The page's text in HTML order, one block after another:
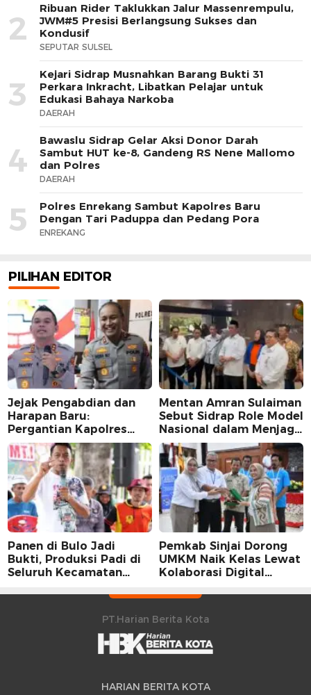
2
Ribuan Rider Taklukkan Jalur Massenrempulu,
JWM#5 Presisi Berlangsung Sukses dan
Kondusif
SEPUTAR SULSEL
3
Kejari Sidrap Musnahkan Barang Bukti 31
Perkara Inkracht, Libatkan Pelajar untuk
Edukasi Bahaya Narkoba
DAERAH
4
Bawaslu Sidrap Gelar Aksi Donor Darah
Sambut HUT ke-8, Gandeng RS Nene Mallomo
dan Polres
DAERAH
5
Polres Enrekang Sambut Kapolres Baru
Dengan Tari Paduppa dan Pedang Pora
ENREKANG
PILIHAN EDITOR
Jejak Pengabdian dan
Harapan Baru:
Pergantian Kapolres
Sidrap dalam Perspektif
Karier Dua Perwira
Mentan Amran Sulaiman
Sebut Sidrap Role Model
Nasional dalam Menjaga
Stabilitas Harga Telur
Panen di Bulo Jadi
Bukti, Produksi Padi di
Seluruh Kecamatan
Peningkatan
Pemkab Sinjai Dorong
UMKM Naik Kelas Lewat
Kolaborasi Digital
PT.Harian Berita Kota
HARIAN BERITA KOTA